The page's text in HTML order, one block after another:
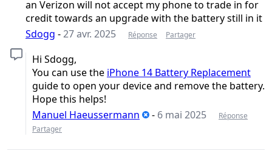
an Verizon will not accept my phone to trade in for
credit towards an upgrade with the battery still in it
Sdogg -27 avr. 2025 Réponse Partager
Hi Sdogg,
You can use the iPhone 14 Battery Replacement
guide to open your device and remove the battery.
Hope this helps!
Manuel Haeussermann
- 6 mai 2025
Réponse
Partager